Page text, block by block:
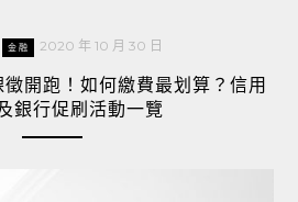
金融 2020 年 10 月 30 日
開跑！如何繳費最划算？信用
銀行促刷活動一覽